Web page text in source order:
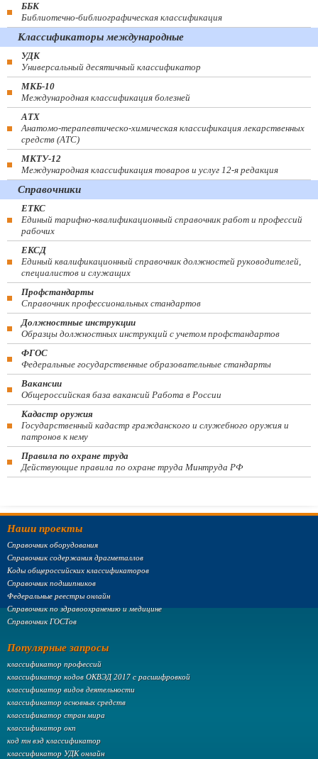
ББК
Библиотечно-библиографическая классификация
Классификаторы международные
УДК
Универсальный десятичный классификатор
МКБ-10
Международная классификация болезней
АТХ
Анатомо-терапевтическо-химическая классификация лекарственных
средств (ATC)
МКТУ-12
Международная классификация товаров и услуг 12-я редакция
Справочники
ЕТКС
Единый тарифно-квалификационный справочник работ и профессий
рабочих
ЕКСД
Единый квалификационный справочник должностей руководителей,
специалистов и служащих
Профстандарты
Справочник профессиональных стандартов
Должностные инструкции
Образцы должностных инструкций с учетом профстандартов
ФГОС
Федеральные государственные образовательные стандарты
Вакансии
Общероссийская база вакансий Работа в России
Кадастр оружия
Государственный кадастр гражданского и служебного оружия и
патронов к нему
Правила по охране труда
Действующие правила по охране труда Минтруда РФ
Наши проекты
Справочник оборудования
Справочник содержания драгметаллов
Коды общероссийских классификаторов
Справочник подшипников
Федеральные реестры онлайн
Справочник по здравоохранению и медицине
Справочник ГОСТов
Популярные запросы
классификатор профессий
классификатор кодов ОКВЭД 2017 с расшифровкой
классификатор видов деятельности
классификатор основных средств
классификатор стран мира
классификатор окп
код тн вэд классификатор
классификатор УДК онлайн